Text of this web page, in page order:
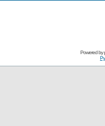
Powered by